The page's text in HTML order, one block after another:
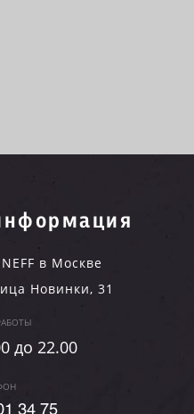
в Москве
Новинки, 31
до 22.00
34 75